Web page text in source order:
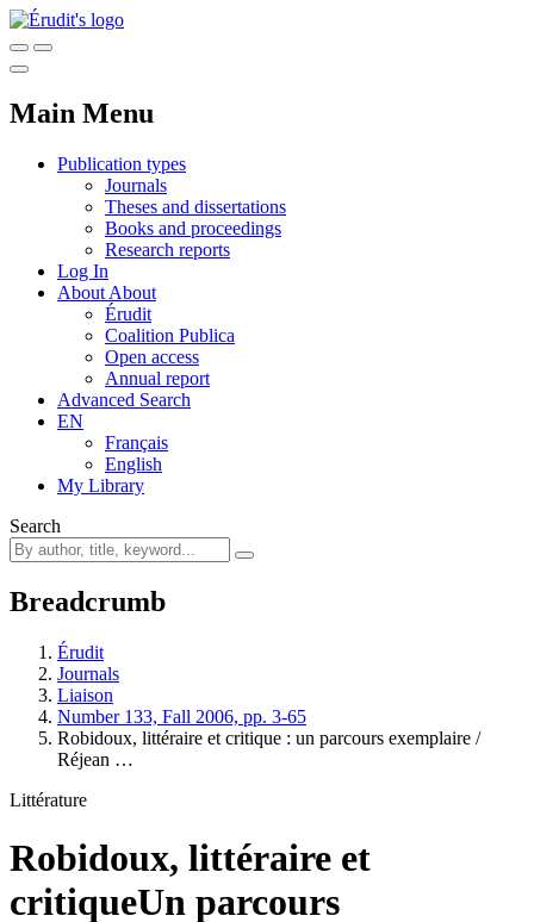
Main Menu
Publication types
Journals
Theses and dissertations
Books and proceedings
Research reports
Log In
About About
Érudit
Coalition Publica
Open access
Annual report
Advanced Search
EN
Français
English
My Library
Search
Breadcrumb
Érudit
Journals
Liaison
Number 133, Fall 2006, pp. 3-65
Robidoux, littéraire et critique : un parcours exemplaire /
Réjean …
Littérature
Robidoux, littéraire et
critiqueUn parcours